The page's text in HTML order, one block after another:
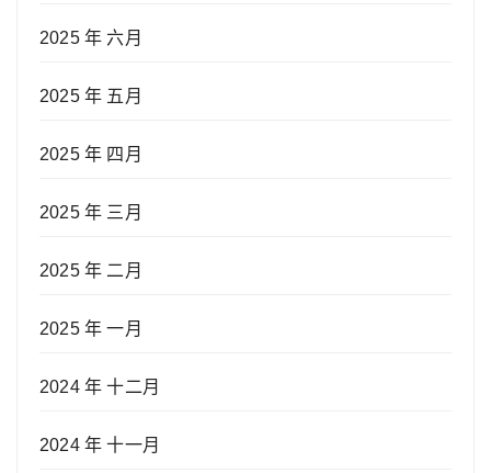
2025 年 六月
2025 年 五月
2025 年 四月
2025 年 三月
2025 年 二月
2025 年 一月
2024 年 十二月
2024 年 十一月